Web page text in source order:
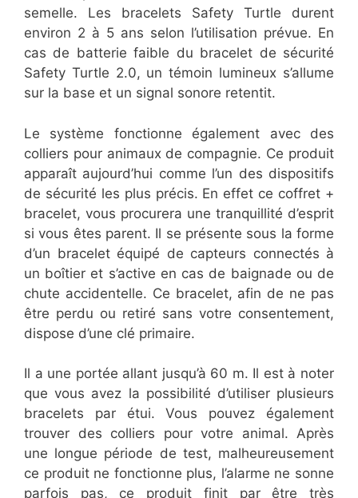
semelle. Les bracelets Safety Turtle durent
environ 2 à 5 ans selon l’utilisation prévue. En
cas de batterie faible du bracelet de sécurité
Safety Turtle 2.0, un témoin lumineux s’allume
sur la base et un signal sonore retentit.
Le système fonctionne également avec des
colliers pour animaux de compagnie. Ce produit
apparaît aujourd’hui comme l’un des dispositifs
de sécurité les plus précis. En effet ce coffret +
bracelet, vous procurera une tranquillité d’esprit
si vous êtes parent. Il se présente sous la forme
d’un bracelet équipé de capteurs connectés à
un boîtier et s’active en cas de baignade ou de
chute accidentelle. Ce bracelet, afin de ne pas
être perdu ou retiré sans votre consentement,
dispose d’une clé primaire.
Il a une portée allant jusqu’à 60 m. Il est à noter
que vous avez la possibilité d’utiliser plusieurs
bracelets par étui. Vous pouvez également
trouver des colliers pour votre animal. Après
une longue période de test, malheureusement
ce produit ne fonctionne plus, l’alarme ne sonne
parfois pas, ce produit finit par être très